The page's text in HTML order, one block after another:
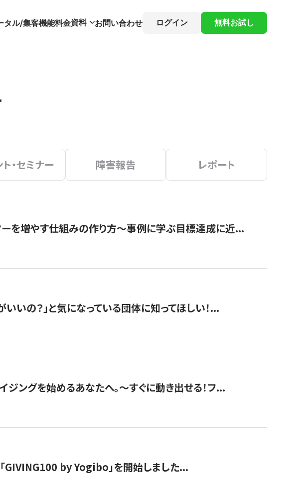
タル/集客機能料金資料 お問い合わせ ログイン 無料お試し
・セミナー 障害報告 レポート
ーを増やす仕組みの作り方〜事例に学ぶ目標達成に近...
いいの？」と気になっている団体に知ってほしい！...
ジングを始めるあなたへ。〜すぐに動き出せる！フ...
GIVING100 by Yogibo」を開始しました...